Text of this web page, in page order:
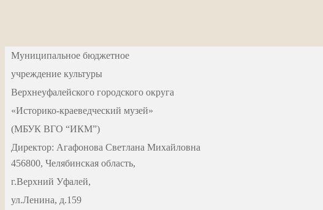
Муниципальное бюджетное
учреждение культуры
Верхнеуфалейского городского округа
«Историко-краеведческий музей»
(МБУК ВГО “ИКМ”)
Директор: Агафонова Светлана Михайловна
456800, Челябинская область,
г.Верхний Уфалей,
ул.Ленина, д.159